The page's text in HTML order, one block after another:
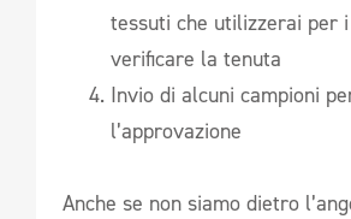
tessuti che utilizzerai per
verificare la tenuta
Invio di alcuni campioni
l’approvazione
Anche se non siamo dietro